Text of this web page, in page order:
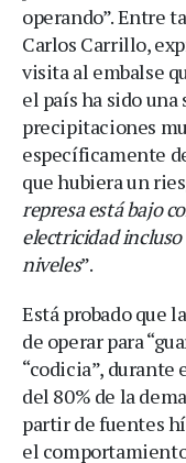
operando”. Entre
Carlos Carrillo,
visita al embalse
el país ha sido
precipitaciones
específicamente
que hubiera un
represa está bajo
electricidad
niveles”.
Está probado que
de operar para
“codicia”, durante
del 80% de la
partir de fuentes
el